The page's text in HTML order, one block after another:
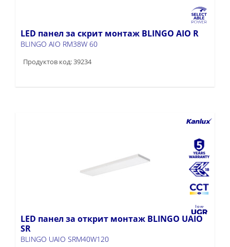
LED панел за скрит монтаж BLINGO AIO R
BLINGO AIO RM38W 60
Продуктов код: 39234
LED панел за открит монтаж BLINGO UAIO
SR
BLINGO UAIO SRM40W120